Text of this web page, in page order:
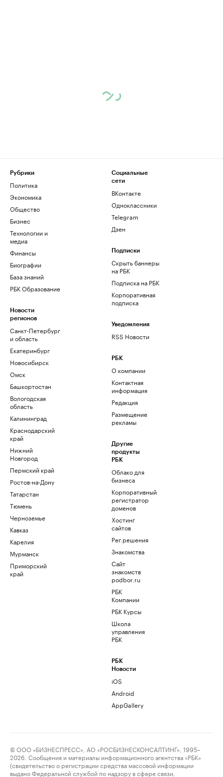
Рубрики
Политика
Экономика
Общество
Бизнес
Технологии и
медиа
Финансы
Биографии
База знаний
РБК Образование
Новости
регионов
Санкт-Петербург
и область
Екатеринбург
Новосибирск
Омск
Башкортостан
Вологодская
область
Калининград
Краснодарский
край
Нижний
Новгород
Пермский край
Ростов-на-Дону
Татарстан
Тюмень
Черноземье
Кавказ
Карелия
Мурманск
Приморский
край
Социальные
сети
ВКонтакте
Одноклассники
Telegram
Дзен
Подписки
Скрыть баннеры
на РБК
Подписка на РБК
Корпоративная
подписка
Уведомления
RSS Новости
РБК
О компании
Контактная
информация
Редакция
Размещение
рекламы
Другие
продукты
РБК
Облако для
бизнеса
Корпоративный
регистратор
доменов
Хостинг
сайтов
Рег.решения
Знакомства
Сайт
знакомств
podbor.ru
РБК
Компании
РБК Курсы
Школа
управления
РБК
РБК
Новости
iOS
Android
AppGallery
© ООО «БИЗНЕСПРЕСС», АО «РОСБИЗНЕСКОНСАЛТИНГ», 1995–
2026. Сообщения и материалы информационного агентства «РБК»
(свидетельство о регистрации средства массовой информации
выдано Федеральной службой по надзору в сфере связи,